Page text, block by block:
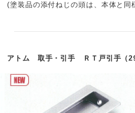
(塗装品の添付ねじの頭は、本体と同
アトム 取手・引手 ＲＴ戸引手（